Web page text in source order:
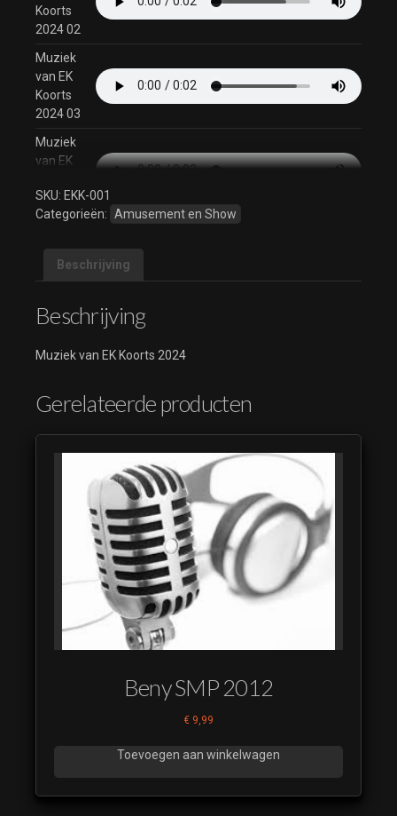
Koorts
2024 02
Muziek
van EK
Koorts
2024 03
Muziek
van EK
2024 04
Koorts
2024 05
Muziek
Koorts
Muziek
van EK
Koorts
2024 07
van EK
Muziek
van EK
SKU: EKK-001
Categorieën: Amusement en Show
Beschrijving
Beschrijving
Muziek van EK Koorts 2024
Gerelateerde producten
Beny SMP 2012
€ 9,99
Toevoegen aan winkelwagen